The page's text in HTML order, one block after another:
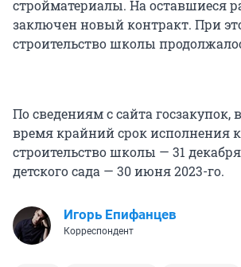
стройматериалы. На оставшиеся
заключен новый контракт. При
строительство школы
По сведениям с сайта госзакупок,
время крайний срок исполнения
строительство школы — 31 декабря
детского сада — 30 июня 2023-го.
Игорь Епифанцев
Корреспондент